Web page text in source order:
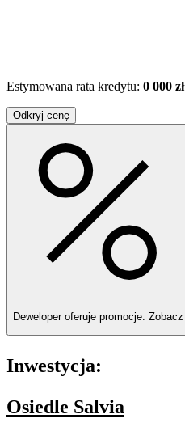
Estymowana rata kredytu: 0 000 zł
Odkryj cenę
Deweloper oferuje promocje. Zobacz
Inwestycja:
Osiedle Salvia